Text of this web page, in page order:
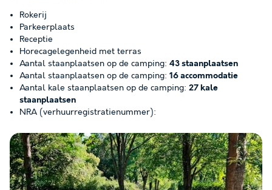
Rokerij
Parkeerplaats
Receptie
Horecagelegenheid met terras
Aantal staanplaatsen op de camping: 43 staanplaatsen
Aantal staanplaatsen op de camping: 16 accommodatie
Aantal kale staanplaatsen op de camping: 27 kale
staanplaatsen
NRA (verhuurregistratienummer):